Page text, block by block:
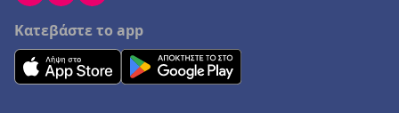
Κατεβάστε το app